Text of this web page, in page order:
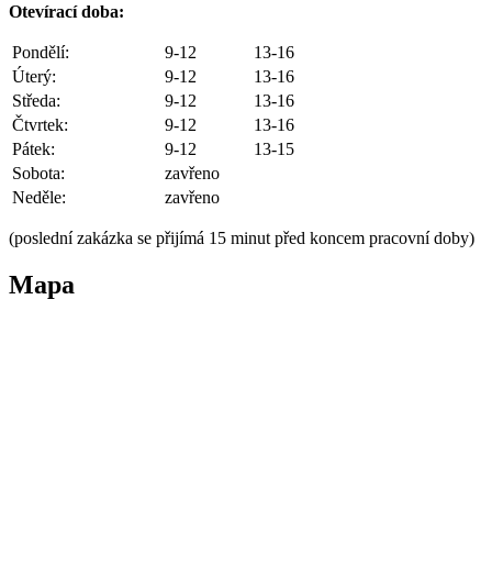
Otevírací doba:
Pondělí: 9-12
13-16
Úterý:
9-12
13-16
Středa:
9-12
13-16
Čtvrtek:
9-12
13-16
Pátek:
9-12
13-15
Sobota:
zavřeno
Neděle:
zavřeno
(poslední zakázka se přijímá 15 minut před koncem pracovní doby)
Mapa